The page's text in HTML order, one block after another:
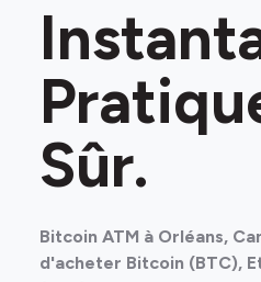
Sûr.
Bitcoin ATM à Orléans,
d'acheter Bitcoin (BTC),